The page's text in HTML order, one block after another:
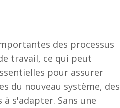
des processus
travail, ce qui peut
pour assurer
du nouveau système, des
s'adapter. Sans une